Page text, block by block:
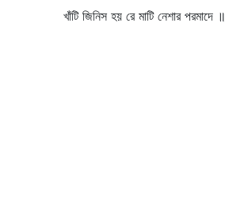
খাঁটি জিনিস হয় রে মাটি নেশার পরমাদে ॥